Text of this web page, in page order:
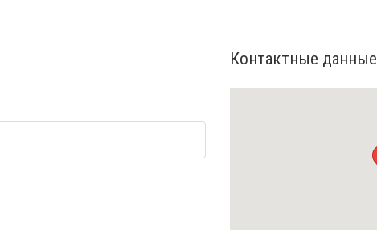
Контактные данные